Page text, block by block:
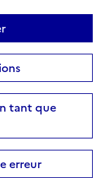
tant que
erreur